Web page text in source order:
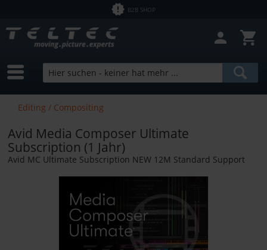
B2B SHOP
Editing / Compositing
Avid Media Composer Ultimate
Subscription (1 Jahr)
Avid MC Ultimate Subscription NEW 12M Standard Support